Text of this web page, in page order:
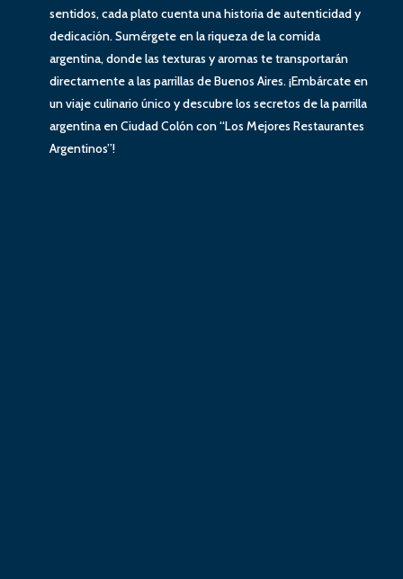
sentidos, cada plato cuenta una historia de autenticidad y
dedicación. Sumérgete en la riqueza de la comida
argentina, donde las texturas y aromas te transportarán
directamente a las parrillas de Buenos Aires. ¡Embárcate en
un viaje culinario único y descubre los secretos de la parrilla
argentina en Ciudad Colón con “Los Mejores Restaurantes
Argentinos”!